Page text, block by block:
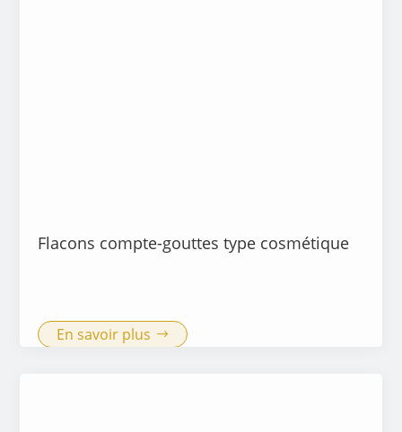
Flacons compte-gouttes type cosmétique
En savoir plus